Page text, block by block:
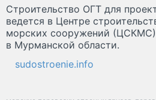
Строительство ОГТ для
ведется в Центре
морских сооружений
в Мурманской области.
sudostroenie.info